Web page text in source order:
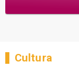
Cultura